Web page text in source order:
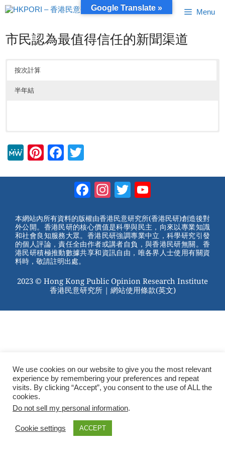
跳
至
容
Menu
市民認為最值得信任的新聞渠道
按次計算
半年結
M
Pi
st
F
b
o
o
k
tt
er
Facebook
Instagram
Twitter
本網站內所有資料的版權由香港民意研究所(香港民研)創造後對
外公開。香港民研的核心價值是科學與民主，向來以專業知識
和社會良知服務大眾。香港民研強調專業中立，科學研究引發
的個人評論，責任全由作者或講者自負，與香港民研無關。香
港民研積極推動數據共享和資訊自由，唯各界人士使用有關資
料時，敬請註明出處。
2023 © Hong Kong Public Opinion Research Institute
香港民意研究所 | 網站使用條款(英文)
We use cookies on our website to give you the most relevant
experience by remembering your preferences and repeat
visits. By clicking “Accept”, you consent to the use of ALL the
cookies.
Do not sell my personal information.
Cookie settings ACCEPT
Google Translate »